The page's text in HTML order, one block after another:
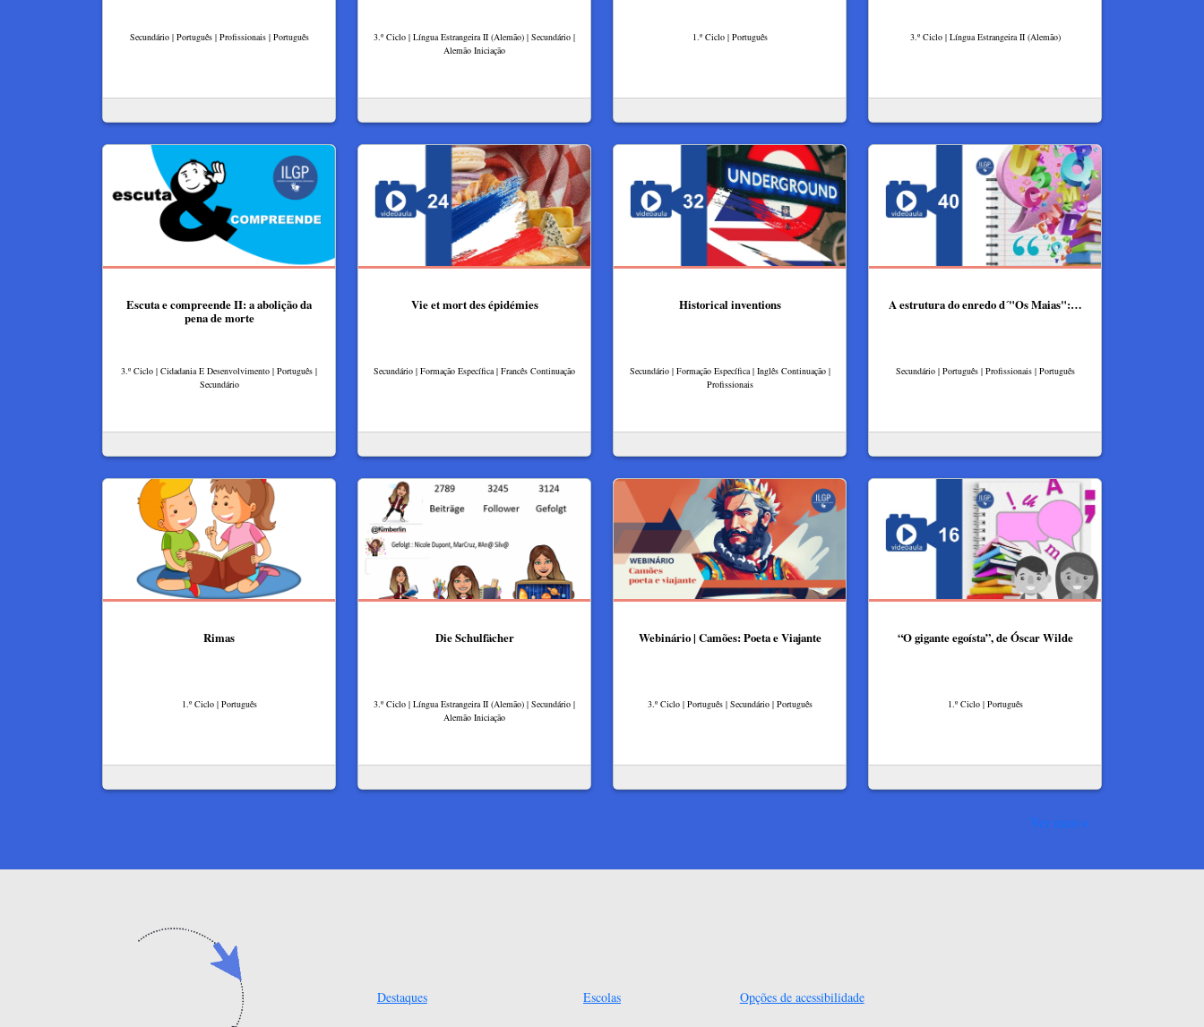
Secundário | Português | Profissionais | Português
3.º Ciclo | Língua Estrangeira II (Alemão) | Secundário |
Alemão Iniciação
1.º Ciclo | Português 3.º Ciclo | Língua Estrangeira II (Alemão)
Escuta e compreende II: a abolição da
pena de morte
3.º Ciclo | Cidadania E Desenvolvimento | Português |
Secundário
Vie et mort des épidémies
Secundário | Formação Específica | Francês Continuação
Historical inventions
Secundário | Formação Específica | Inglês Continuação |
Profissionais
A estrutura do enredo d´"Os Maias":…
Secundário | Português | Profissionais | Português
Rimas
1.º Ciclo | Português
Die Schulfächer
3.º Ciclo | Língua Estrangeira II (Alemão) | Secundário |
Alemão Iniciação
Webinário | Camões: Poeta e Viajante
3.º Ciclo | Português | Secundário | Português
“O gigante egoísta”, de Óscar Wilde
1.º Ciclo | Português
Ver mais
Destaques
Escolas
Opções de acessibilidade